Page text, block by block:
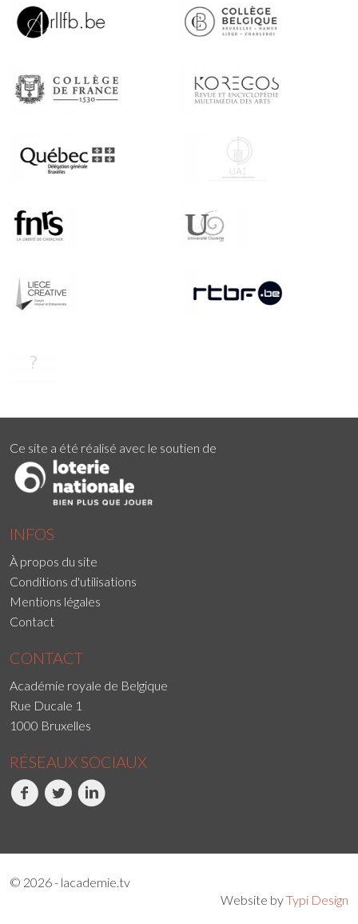
Ce site a été réalisé avec le soutien de
INFOS
À propos du site
Conditions d'utilisations
Mentions légales
Contact
CONTACT
Académie royale de Belgique
Rue Ducale 1
1000 Bruxelles
RÉSEAUX SOCIAUX
© 2026 - lacademie.tv
Website byTypi Design